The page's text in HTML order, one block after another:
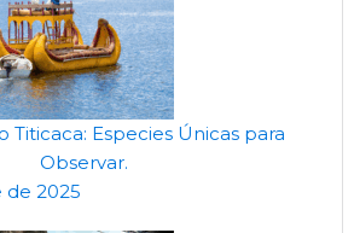
Titicaca: Especies Únicas para
Observar.
de 2025